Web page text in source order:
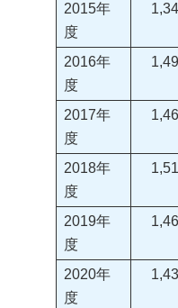
2015年
度
2016年
度
2017年
度
2018年
度
2019年
度
2020年
度